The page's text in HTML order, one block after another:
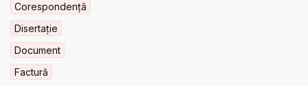
Corespondență
Disertație
Document
Factură